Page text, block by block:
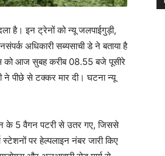
है। इन ट्रेनों को न्यू जलपाईगुड़ी,
अधिकारी सब्यसाची डे ने बताया है
को आज सुबह करीब 08.55 बजे पूसीरे
ने पीछे से टक्कर मार दी। घटना न्यू
के 5 वैगन पटरी से उतर गए, जिससे
स्टेशनों पर हेल्पलाइन नंबर जारी किए